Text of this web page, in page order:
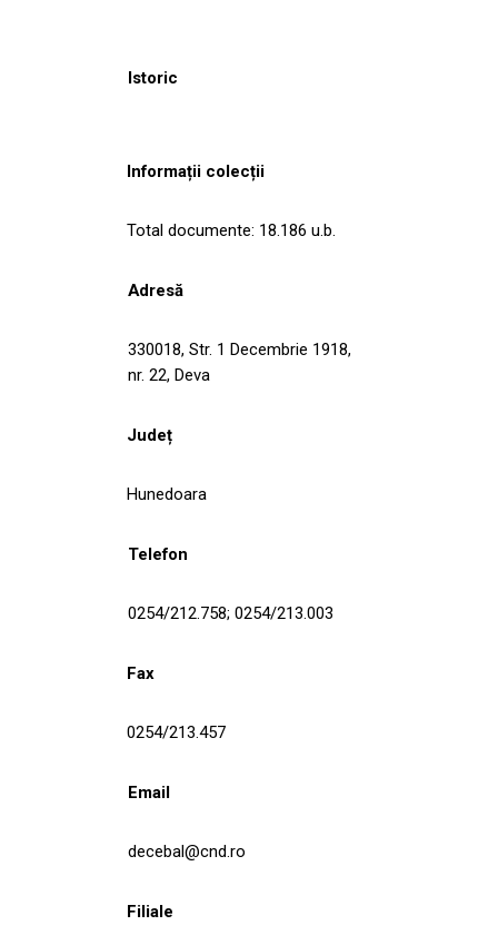
Istoric
Informații colecții
Total documente: 18.186 u.b.
Adresă
330018, Str. 1 Decembrie 1918,
nr. 22, Deva
Județ
Hunedoara
Telefon
0254/212.758; 0254/213.003
Fax
0254/213.457
Email
decebal@cnd.ro
Filiale